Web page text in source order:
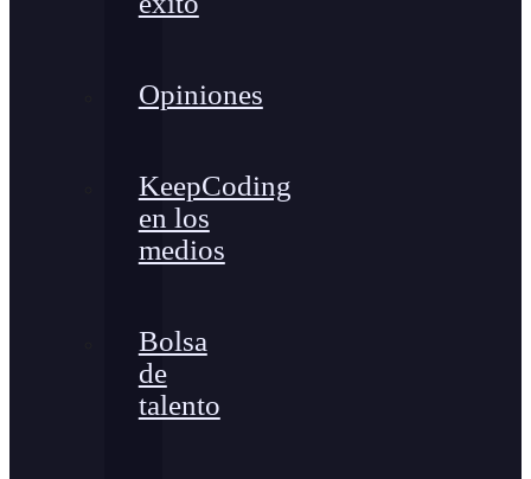
Opiniones
KeepCoding
en los
medios
Bolsa
de
talento